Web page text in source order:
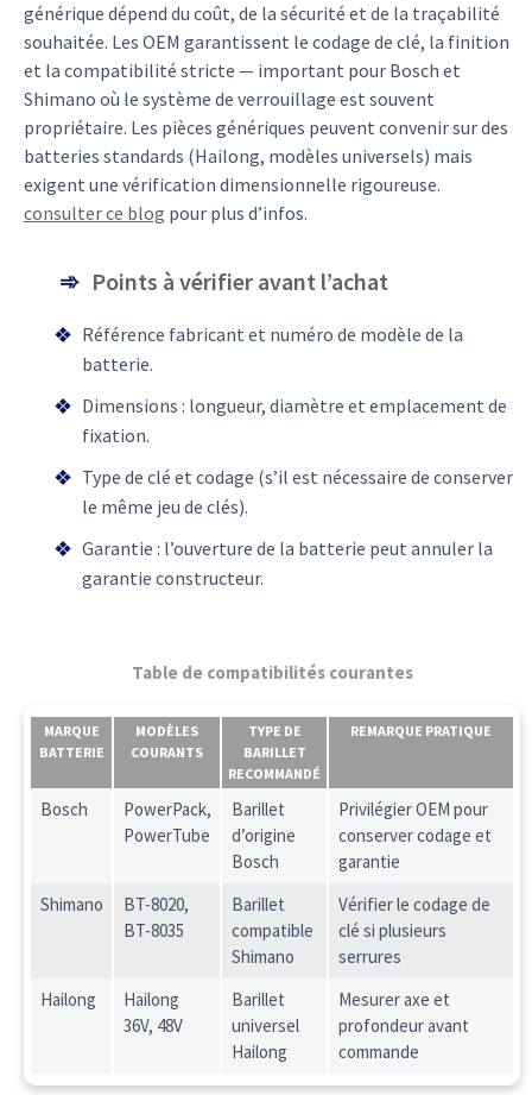
générique dépend du coût, de la sécurité et de la traçabilité
souhaitée. Les OEM garantissent le codage de clé, la finition
et la compatibilité stricte — important pour Bosch et
Shimano où le système de verrouillage est souvent
propriétaire. Les pièces génériques peuvent convenir sur des
batteries standards (Hailong, modèles universels) mais
exigent une vérification dimensionnelle rigoureuse.
consulter ce blog pour plus d’infos.
Points à vérifier avant l’achat
Référence fabricant et numéro de modèle de la
batterie.
Dimensions : longueur, diamètre et emplacement de
fixation.
Type de clé et codage (s’il est nécessaire de conserver
le même jeu de clés).
Garantie : l’ouverture de la batterie peut annuler la
garantie constructeur.
Table de compatibilités courantes
MARQUE
BATTERIE
MODÈLES
COURANTS
TYPE DE
BARILLET
RECOMMANDÉ
REMARQUE PRATIQUE
Bosch
PowerPack,
PowerTube
Barillet
d’origine
Bosch
Privilégier OEM pour
conserver codage et
garantie
Shimano
BT-8020,
BT-8035
Barillet
compatible
Shimano
Vérifier le codage de
clé si plusieurs
serrures
Hailong
Hailong
36V, 48V
Barillet
universel
Hailong
Mesurer axe et
profondeur avant
commande